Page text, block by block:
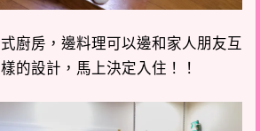
廚房，邊料理可以邊和家人朋友互
的設計，馬上決定入住！！